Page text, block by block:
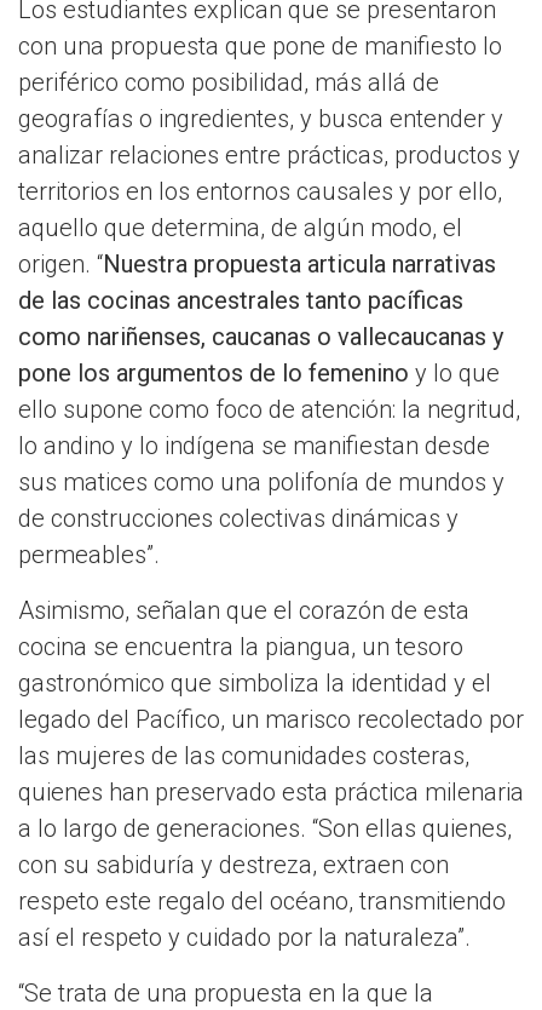
Los estudiantes explican que se presentaron
con una propuesta que pone de manifiesto lo
periférico como posibilidad, más allá de
geografías o ingredientes, y busca entender y
analizar relaciones entre prácticas, productos y
territorios en los entornos causales y por ello,
aquello que determina, de algún modo, el
origen. “Nuestra propuesta articula narrativas
de las cocinas ancestrales tanto pacíficas
como nariñenses, caucanas o vallecaucanas y
pone los argumentos de lo femenino y lo que
ello supone como foco de atención: la negritud,
lo andino y lo indígena se manifiestan desde
sus matices como una polifonía de mundos y
de construcciones colectivas dinámicas y
permeables”.
Asimismo, señalan que el corazón de esta
cocina se encuentra la piangua, un tesoro
gastronómico que simboliza la identidad y el
legado del Pacífico, un marisco recolectado por
las mujeres de las comunidades costeras,
quienes han preservado esta práctica milenaria
a lo largo de generaciones. “Son ellas quienes,
con su sabiduría y destreza, extraen con
respeto este regalo del océano, transmitiendo
así el respeto y cuidado por la naturaleza”.
“Se trata de una propuesta en la que la